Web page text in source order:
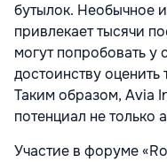
бутылок. Необычное
привлекает тысячи
могут попробовать у
достоинству оценить
Таким образом, Avia
потенциал не только
Участие в форуме